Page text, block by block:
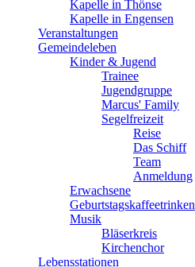
Kapelle in Thönse
Kapelle in Engensen
Veranstaltungen
Gemeindeleben
Kinder & Jugend
Trainee
Jugendgruppe
Marcus' Family
Segelfreizeit
Reise
Das Schiff
Team
Anmeldung
Erwachsene
Geburtstagskaffeetrinken
Musik
Bläserkreis
Kirchenchor
Lebensstationen